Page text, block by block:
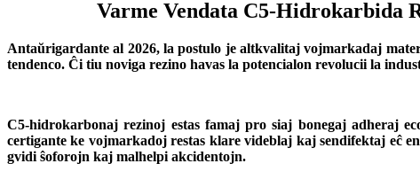
Varme Vendata C5-Hidrokarbida
Antaŭrigardante al 2026, la postulo je altkvalitaj vojmarkadaj
tendenco. Ĉi tiu noviga rezino havas la potencialon revolucii la
C5-hidrokarbonaj rezinoj estas famaj pro siaj bonegaj adheraj
certigante ke vojmarkadoj restas klare videblaj kaj sendifektaj eĉ
gvidi ŝoforojn kaj malhelpi akcidentojn.